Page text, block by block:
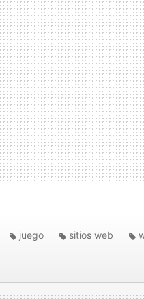
juego sitios web